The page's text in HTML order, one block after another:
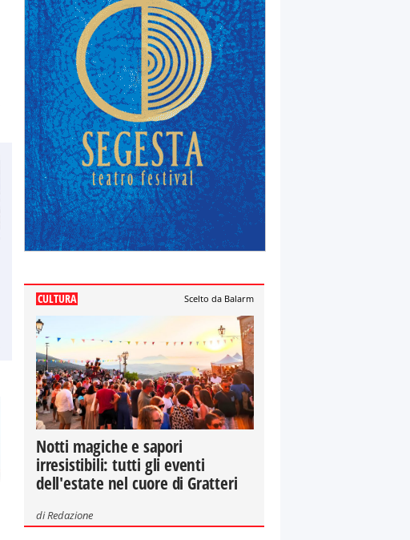
CULTURA Scelto da Balarm
Notti magiche e sapori
irresistibili: tutti gli eventi
dell'estate nel cuore di Gratteri
diRedazione